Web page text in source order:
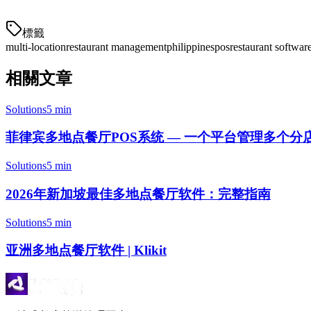
標籤
multi-locationrestaurant managementphilippinesposrestaurant
相關文章
Solutions5 min
菲律宾多地点餐厅POS系统 — 一个平台管理多个分
Solutions5 min
2026年新加坡最佳多地点餐厅软件：完整指南
Solutions5 min
亚洲多地点餐厅软件 | Klikit